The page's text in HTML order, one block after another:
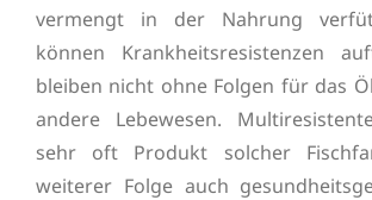
vermengt in der Nahrung
können Krankheitsresistenzen
bleiben nicht ohne Folgen für das
andere Lebewesen.
sehr oft Produkt solcher
weiterer Folge auch